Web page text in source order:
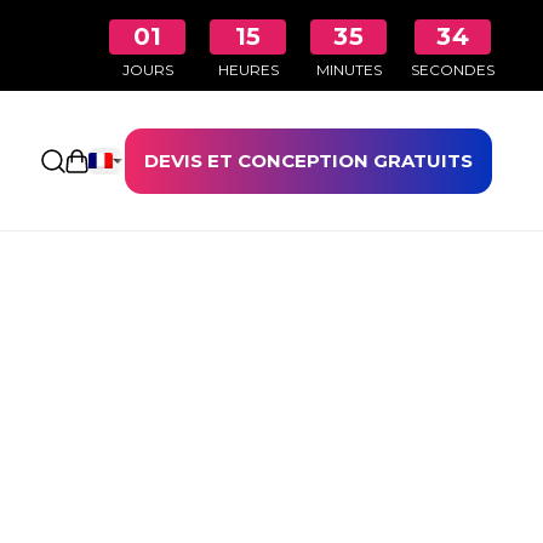
01
JOURS
15
HEURES
35
MINUTES
34
SECONDES
Ouvrir le panierDEVIS ET CONCEPTION GRATUITS